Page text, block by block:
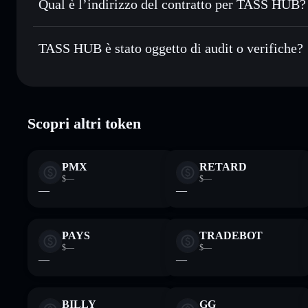
ed esclusivo controllo delle tue chiavi private
privacy
Qual è l’indirizzo del contratto per TASS HUB?
TASS HUB
TASS HUB è stato oggetto di audit o verifiche?
Scopri altri token
PMX
$—
—
RETARD
$—
—
PAYS
$—
—
TRADEBOT
$—
—
BILLY GG